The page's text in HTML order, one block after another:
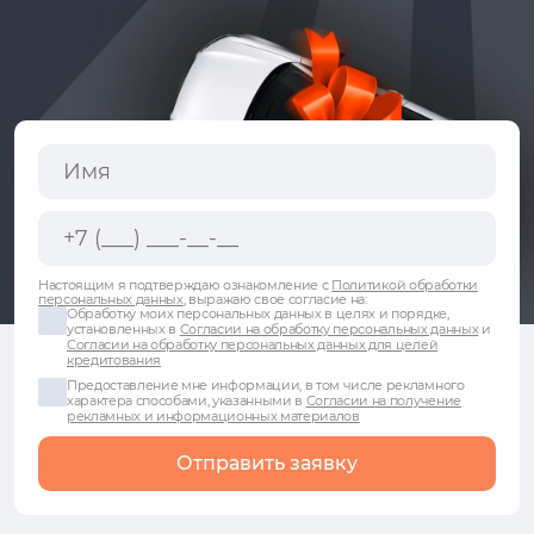
Настоящим я подтверждаю ознакомление с Политикой обработки
персональных данных, выражаю свое согласие на:
Обработку моих персональных данных в целях и порядке,
установленных в Согласии на обработку персональных данныхи
Согласии на обработку персональных данных для целей
кредитования
Предоставление мне информации, в том числе рекламного
характера способами, указанными в Согласии на получение
рекламных и информационных материалов
Отправить заявку